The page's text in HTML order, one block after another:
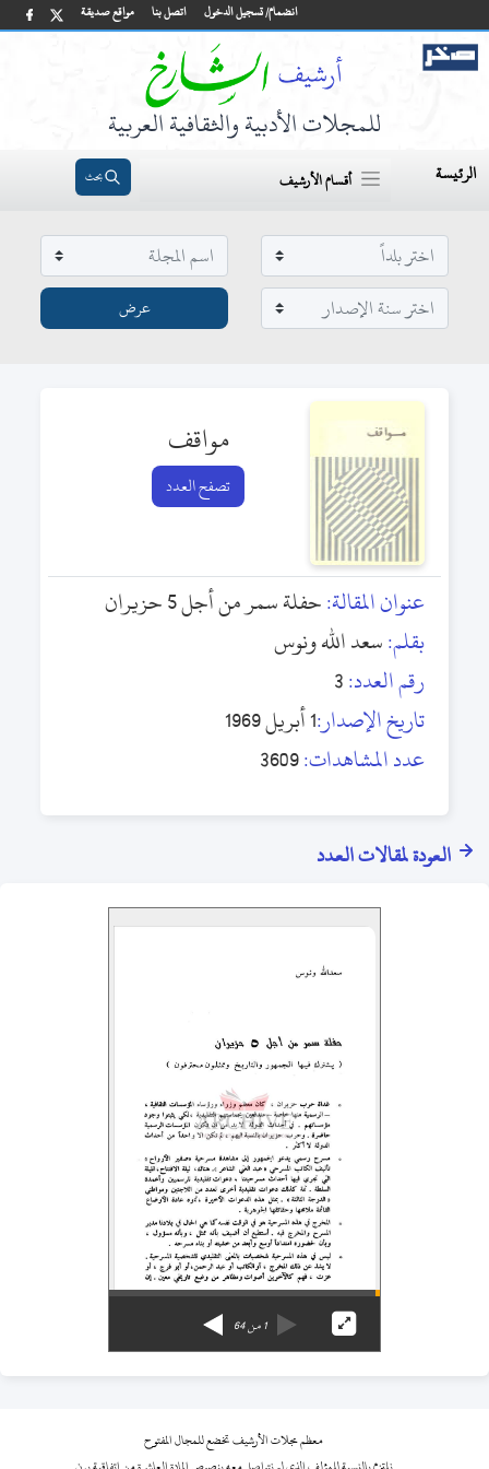
مواقع صديقة اتصل بنا انضمام/ تسجيل الدخول
للمجلات الأدبية والثقافية العربية
الرئيسة أقسام الأرشيف بحث
مواقف
تصفح العدد
عنوان المقالة:حفلة سمر من أجل 5 حزيران
بقلم:سعد الله ونوس
رقم العدد:3
تاريخ الإصدار:1 أبريل 1969
عدد المشاهدات:3609
العودة لمقالات العدد
1من64
معظم مجلات الأرشيف تخضع للمجال المفتوح